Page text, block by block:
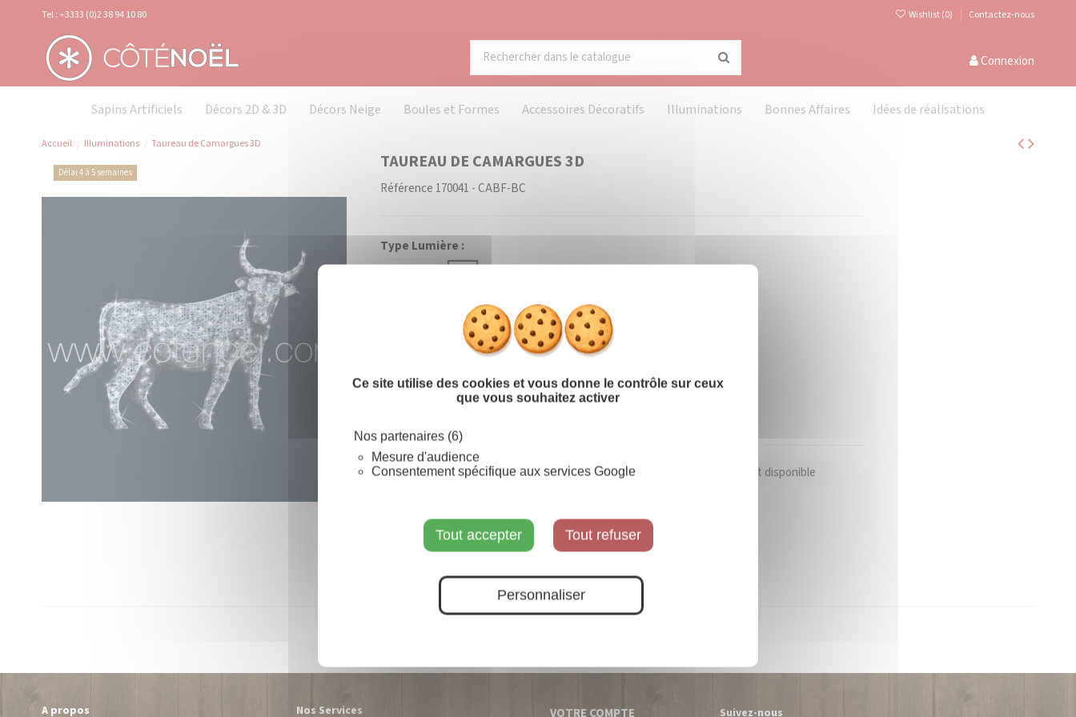
Ce site utilise des cookies et vous donne le contrôle sur ceux
que vous souhaitez activer
Nos partenaires (6)
Mesure d'audience
Consentement spécifique aux services Google
Tout accepter Tout refuser
Personnaliser
Tel : +3333 (0)2 38 94 10 80 Wishlist (0) Contactez-nous
Connexion
Sapins Artificiels Décors 2D & 3D Décors Neige Boules et Formes Accessoires Décoratifs Illuminations Bonnes Affaires Idées de réalisations
Accueil Illuminations Taureau de Camargues 3D
Délai 4 à 5 semaines
TAUREAU DE CAMARGUES 3D
Référence 170041 - CABF-BC
Type Lumière :
Couleur Lumière :
Blanc Froid
Couleur Fibre :
Coloré (à préciser)
Prévenez-moi lorsque le produit est disponible
A propos Nos Services VOTRE COMPTE Suivez-nous